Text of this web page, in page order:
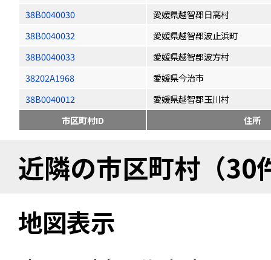
38B0040030
愛媛県越智郡日高村
38B0040032
愛媛県越智郡波止浜町
38B0040033
愛媛県越智郡波方村
38202A1968
愛媛県今治市
38B0040012
愛媛県越智郡玉川村
市区町村ID
住所
近隣の市区町村（30
地図表示